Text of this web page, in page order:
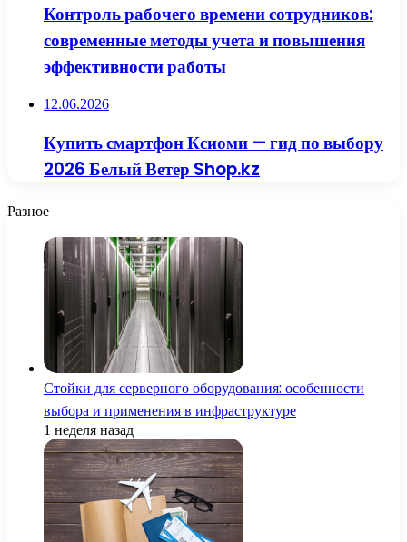
Контроль рабочего времени сотрудников:
современные методы учета и повышения
эффективности работы
12.06.2026
Купить смартфон Ксиоми — гид по выбору
2026 Белый Ветер Shop.kz
Разное
Стойки для серверного оборудования: особенности
выбора и применения в инфраструктуре
1 неделя назад